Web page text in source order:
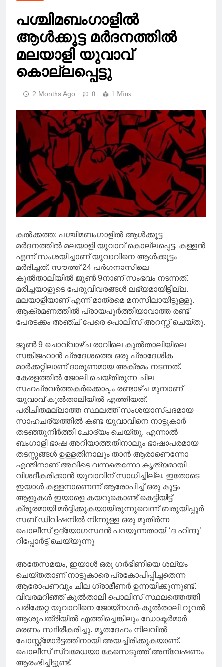
പശ്ചിമബംഗാളില്‍
ആള്‍ക്കൂട്ട മർദനത്തില്‍
മലയാളി യുവാവ്
കൊല്ലപ്പെട്ടു
2 Months Ago 0 1 Mins
കല്‍ക്കത്ത: പശ്ചിമബംഗാളില്‍ ആള്‍ക്കൂട്ട
മർദനത്തില്‍ മലയാളി യുവാവ് കൊല്ലപ്പെട്ട. കള്ളൻ
എന്ന് സംശയിച്ചാണ് യുവാവിനെ ആള്‍ക്കൂട്ടം
മർദിച്ചത്. സൗത്ത് 24 പർഗനാസിലെ
കുല്‍താലിയില്‍ ജൂണ്‍ 9നാണ് സംഭവം നടന്നത്.
മരിച്ചയാളുടെ പേരുവിവരങ്ങള്‍ ലഭ്യമായിട്ടില്ല.
മലയാളിയാണ് എന്ന് മാത്രമെ മനസിലായിട്ടുള്ളൂ.
ആക്രമണത്തില്‍ പ്രായപൂർത്തിയാവാത്ത രണ്ട്
പേരടക്കം അഞ്ച് പേരെ പൊലീസ് അറസ്റ്റ് ചെയ്തു.
ജൂണ്‍ 9 ചൊവ്വാഴ്ച രാവിലെ കുല്‍താലിയിലെ
സങ്കിജഹാൻ പ്രദേശത്തെ ഒരു പ്രാദേശിക
മാർക്കറ്റിലാണ് ദാരുണമായ അക്രമം നടന്നത്.
കേരളത്തില്‍ ജോലി ചെയ്തിരുന്ന ചില
സഹപ്രവർത്തകർക്കൊപ്പം രണ്ടാഴ്ച മുമ്പാണ്
യുവാവ് കുല്‍താലിയില്‍ എത്തിയത്.
പരിചിതമല്ലാത്ത സ്ഥലത്ത് സംശയാസ്പദമായ
സാഹചര്യത്തില്‍ കണ്ട യുവാവിനെ നാട്ടുകാർ
തടഞ്ഞുനിർത്തി ചോദ്യം ചെയ്തു. എന്നാല്‍
ബംഗാളി ഭാഷ അറിയാത്തതിനാലും ഭാഷാപരമായ
തടസ്സങ്ങള്‍ ഉള്ളതിനാലും താൻ ആരാണെന്നോ
എന്തിനാണ് അവിടെ വന്നതെന്നോ കൃത്യമായി
വിശദീകരിക്കാൻ യുവാവിന് സാധിച്ചില്ല. ഇതോടെ
ഇയാള്‍ കള്ളനാണെന്ന് ആരോപിച്ച്‌ ഒരു കൂട്ടം
ആളുകള്‍ ഇയാളെ കയറുകൊണ്ട് കെട്ടിയിട്ട്
ക്രൂരമായി മർദ്ദിക്കുകയായിരുന്നുവെന്ന് ബരുയിപ്പൂർ
സബ് ഡിവിഷനില്‍ നിന്നുള്ള ഒരു മുതിർന്ന
പൊലീസ് ഉദ്യോഗസ്ഥൻ പറയുന്നതായി ‘ദ ഹിന്ദു’
റിപ്പോര്‍ട്ട് ചെയ്യുന്നു
അതേസമയം, ഇയാള്‍ ഒരു ഗർഭിണിയെ ശല്യം
ചെയ്തതാണ് നാട്ടുകാരെ പ്രകോപിപ്പിച്ചതെന്ന
ആരോപണവും ചില ഗ്രാമീണർ ഉന്നയിക്കുന്നുണ്ട്.
വിവരമറിഞ്ഞ് കുല്‍താലി പൊലീസ് സ്ഥലത്തെത്തി
പരിക്കേറ്റ യുവാവിനെ ജോയ്‌നഗർ-കുല്‍താലി റൂറല്‍
ആശുപത്രിയില്‍ എത്തിച്ചെങ്കിലും ഡോക്ടർമാർ
മരണം സ്ഥിരീകരിച്ചു. മൃതദേഹം നിലവില്‍
പോസ്റ്റ്‌മോർട്ടത്തിനായി അയച്ചിരിക്കുകയാണ്.
പൊലീസ് സ്വമേധയാ കേസെടുത്ത് അന്വേഷണം
ആരംഭിച്ചിട്ടുണ്ട്.